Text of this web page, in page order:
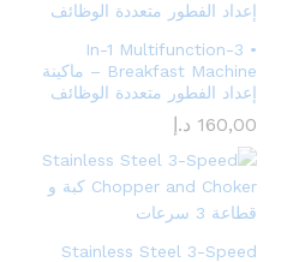
• 3-In-1 Multifunction
Breakfast Machine – ماكينة
إعداد الفطور متعددة الوظائف
160,00 د.إ
Stainless Steel 3-Speed